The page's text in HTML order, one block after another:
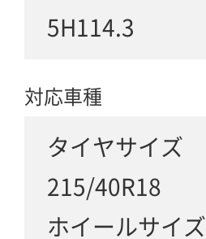
5H114.3
対応車種
タイヤサイズ
215/40R18
ホイールサイズ